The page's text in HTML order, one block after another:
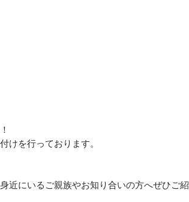
けを行っております。
近にいるご親族やお知り合いの方へぜひご紹